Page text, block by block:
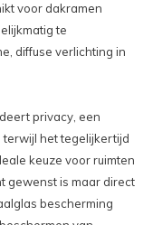
voor dakramen
te
diffuse verlichting in
privacy, een
het tegelijkertijd
keuze voor ruimten
gewenst is maar direct
bescherming